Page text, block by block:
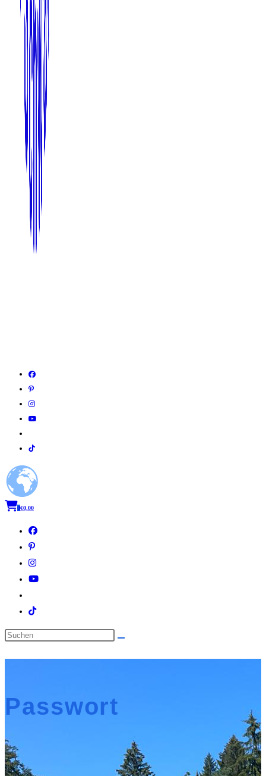
0€0,00
Diese Website durchsuchen
Passwort